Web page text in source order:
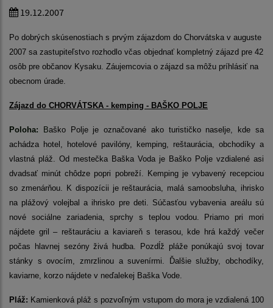
19.12.2007
Po dobrých skúsenostiach s prvým zájazdom do Chorvátska v auguste
2007 sa zastupiteľstvo rozhodlo včas objednať kompletný zájazd pre 42
osôb pre občanov Kysaku. Záujemcovia o zájazd sa môžu príhlásiť na
obecnom úrade.
Zájazd do CHORVÁTSKA - kemping - BAŠKO POLJE
Poloha: Baško Polje je označované ako turističko naselje, kde sa
achádza hotel, hotelové pavilóny, kemping, reštaurácia, obchodíky a
vlastná pláž. Od mestečka Baška Voda je Baško Polje vzdialené asi
dvadsať minút chôdze popri pobreží. Kemping je vybavený recepciou
so zmenárňou. K dispozícii je reštaurácia, malá samoobsluha, ihrisko
na plážový volejbal a ihrisko pre deti. Súčasťou vybavenia areálu sú
nové sociálne zariadenia, sprchy s teplou vodou. Priamo pri mori
nájdete gril – reštauráciu a kaviareň s terasou, kde hrá každý večer
počas hlavnej sezóny živá hudba. Pozdĺž pláže ponúkajú svoj tovar
stánky s ovocím, zmrzlinou a suvenírmi. Ďalšie služby, obchodíky,
kaviarne, korzo nájdete v neďalekej Baška Vode.
Pláž: Kamienková pláž s pozvoľným vstupom do mora je vzdialená 100